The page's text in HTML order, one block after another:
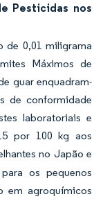
Pesticidas nos
de 0,01 miligrama
Máximos de
guar enquadram-
de conformidade
laboratoriais e
por 100 kg aos
no Japão e
os pequenos
em agroquímicos